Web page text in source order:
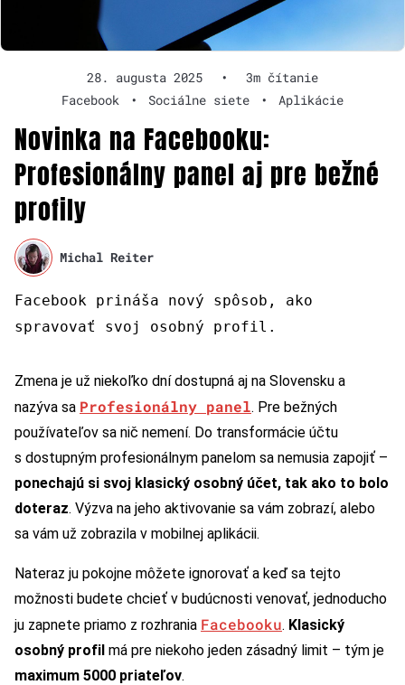
28. augusta 2025 •
3m čítanie
Facebook
• Sociálne siete • Aplikácie
Novinka na Facebooku:
Profesionálny panel aj pre bežné
profily
Michal Reiter
Facebook prináša nový spôsob, ako
spravovať svoj osobný profil.
Zmena je už niekoľko dní dostupná aj na Slovensku a
nazýva sa Profesionálny panel. Pre bežných
používateľov sa nič nemení. Do transformácie účtu
s dostupným profesionálnym panelom sa nemusia zapojiť –
ponechajú si svoj klasický osobný účet, tak ako to bolo
doteraz. Výzva na jeho aktivovanie sa vám zobrazí, alebo
sa vám už zobrazila v mobilnej aplikácii.
Nateraz ju pokojne môžete ignorovať a keď sa tejto
možnosti budete chcieť v budúcnosti venovať, jednoducho
ju zapnete priamo z rozhrania Facebooku. Klasický
osobný profil má pre niekoho jeden zásadný limit – tým je
maximum 5000 priateľov.